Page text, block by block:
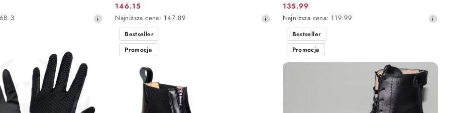
Cena
promocyjna:
146.15
Najniższa
cena
30
dni
Najniższa cena: 147.89
Cena
promocyjna:
135.99
Najniższa
cena
30
dni
przed
Najniższa cena: 119.99
Bestseller
Promocja
Bestseller
Promocja